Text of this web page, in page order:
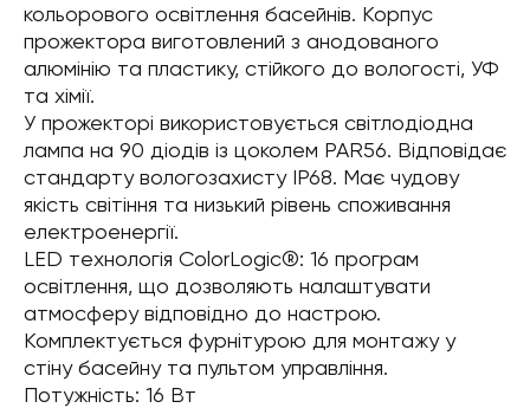
кольорового освітлення басейнів. Корпус
прожектора виготовлений з анодованого
алюмінію та пластику, стійкого до вологості, УФ
та хімії.
У прожекторі використовується світлодіодна
лампа на 90 діодів із цоколем PAR56. Відповідає
стандарту вологозахисту IP68. Має чудову
якість світіння та низький рівень споживання
електроенергії.
LED технологія ColorLogic®: 16 програм
освітлення, що дозволяють налаштувати
атмосферу відповідно до настрою.
Комплектується фурнітурою для монтажу у
стіну басейну та пультом управління.
Потужність: 16 Вт